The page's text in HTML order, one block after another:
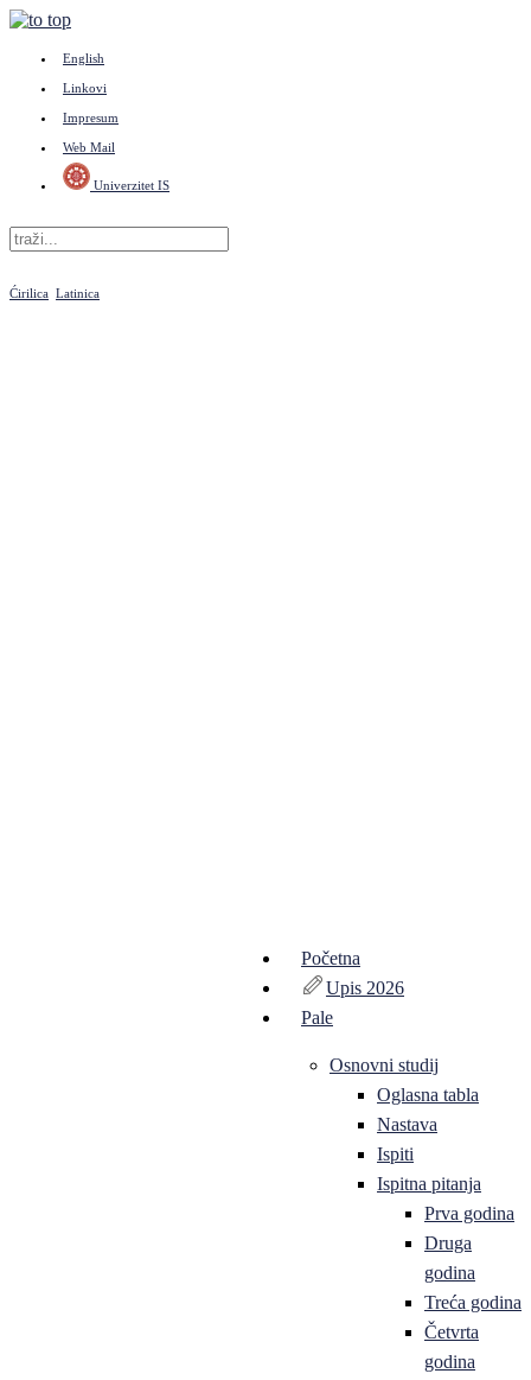
English
Linkovi
Impresum
Web Mail
Univerzitet IS
Ćirilica Latinica
Početna
Upis 2026
Pale
Osnovni studij
Oglasna tabla
Nastava
Ispiti
Ispitna pitanja
Prva godina
Druga
godina
Treća godina
Četvrta
godina